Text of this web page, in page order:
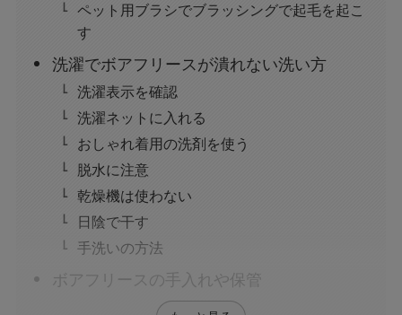
ペット用ブラシでブラッシングで起毛を起こ
す
洗濯でボアフリースが潰れない洗い方
洗濯表示を確認
洗濯ネットに入れる
おしゃれ着用の洗剤を使う
脱水に注意
乾燥機は使わない
日陰で干す
手洗いの方法
ボアフリースの手入れや保管